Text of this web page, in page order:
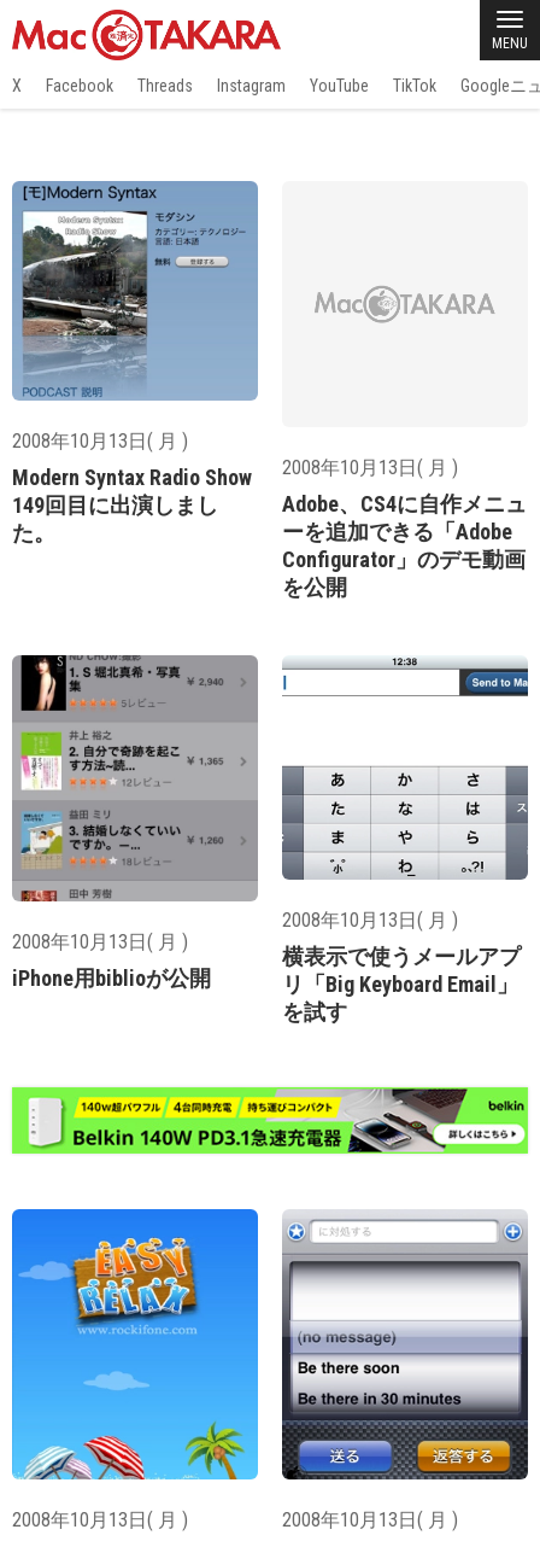
MENU
X Facebook Threads Instagram YouTube TikTok Googleニ
2008年10月13日( 月 )
Modern Syntax Radio Show
149回目に出演しまし
た。
2008年10月13日( 月 )
Adobe、CS4に自作メニュ
ーを追加できる「Adobe
Configurator」のデモ動画
を公開
2008年10月13日( 月 )
iPhone用biblioが公開
2008年10月13日( 月 )
横表示で使うメールアプ
リ「Big Keyboard Email」
を試す
2008年10月13日( 月 ) 2008年10月13日( 月 )